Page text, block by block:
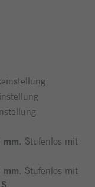
. Stufenlos mit
. Stufenlos mit
S